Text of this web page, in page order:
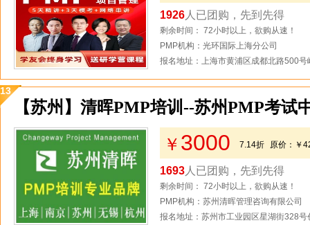
1926 人已团购，先到先得
剩余时间： 72小时以上，欲购从速！
PMP机构：光环国际上海分公司
报名地址：上海市黄浦区成都北路500
13
【苏州】清晖PMP培训--苏州PMP考试
￥ 3000 7.14折 原价： ￥
1693 人已团购，先到先得
剩余时间： 72小时以上，欲购从速！
PMP机构：苏州清晖管理咨询有限公司
报名地址：苏州市工业园区星湖街328